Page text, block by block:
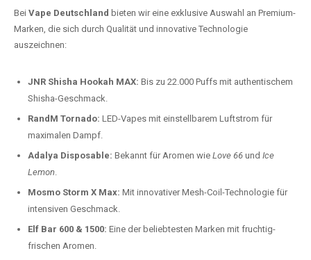
Bei Vape Deutschland bieten wir eine exklusive Auswahl an Premium-
Marken, die sich durch Qualität und innovative Technologie
auszeichnen:
JNR Shisha Hookah MAX: Bis zu 22.000 Puffs mit authentischem
Shisha-Geschmack.
RandM Tornado: LED-Vapes mit einstellbarem Luftstrom für
maximalen Dampf.
Adalya Disposable: Bekannt für Aromen wie Love 66 und Ice
Lemon.
Mosmo Storm X Max: Mit innovativer Mesh-Coil-Technologie für
intensiven Geschmack.
Elf Bar 600 & 1500: Eine der beliebtesten Marken mit fruchtig-
frischen Aromen.